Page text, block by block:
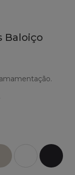
Baloiço